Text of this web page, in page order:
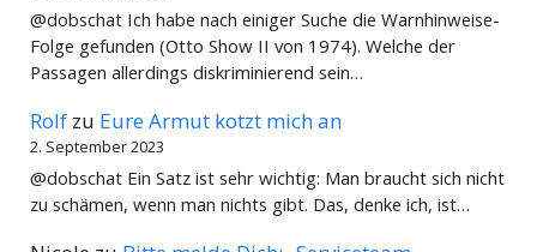
@dobschat Ich habe nach einiger Suche die Warnhinweise-
Folge gefunden (Otto Show II von 1974). Welche der
Passagen allerdings diskriminierend sein…
Rolf zu Eure Armut kotzt mich an
2. September 2023
@dobschat Ein Satz ist sehr wichtig: Man braucht sich nicht
zu schämen, wenn man nichts gibt. Das, denke ich, ist…